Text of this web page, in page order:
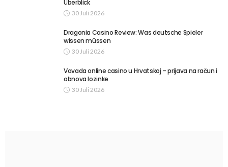
Überblick
30 Juli 2026
Dragonia Casino Review: Was deutsche Spieler
wissen müssen
30 Juli 2026
Vavada online casino u Hrvatskoj – prijava na račun i
obnova lozinke
30 Juli 2026